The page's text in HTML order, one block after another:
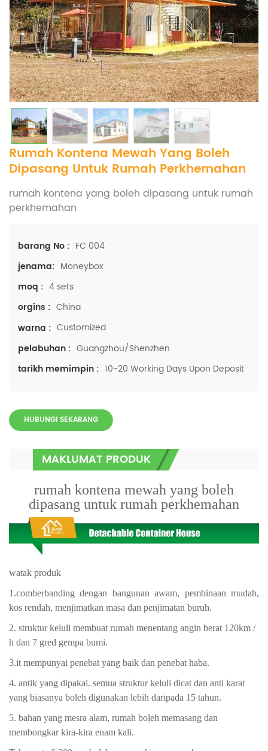
Rumah Kontena Mewah Yang Boleh
Dipasang Untuk Rumah Perkhemahan
rumah kontena yang boleh dipasang untuk rumah
perkhemahan
barang No : FC 004
jenama: Moneybox
moq : 4 sets
orgins : China
warna : Customized
pelabuhan : Guangzhou/Shenzhen
tarikh memimpin : 10-20 Working Days Upon Deposit
HUBUNGI SEKARANG
MAKLUMAT PRODUK
rumah kontena mewah yang boleh
dipasang untuk rumah perkhemahan
watak produk
1.comberbanding dengan bangunan awam, pembinaan mudah,
kos rendah, menjimatkan masa dan penjimatan buruh.
2. struktur keluli membuat rumah menentang angin berat 120km /
h dan 7 gred gempa bumi.
3.it mempunyai penebat yang baik dan penebat haba.
4. antik yang dipakai. semua struktur keluli dicat dan anti karat
yang biasanya boleh digunakan lebih daripada 15 tahun.
5. bahan yang mesra alam, rumah boleh memasang dan
membongkar kira-kira enam kali.